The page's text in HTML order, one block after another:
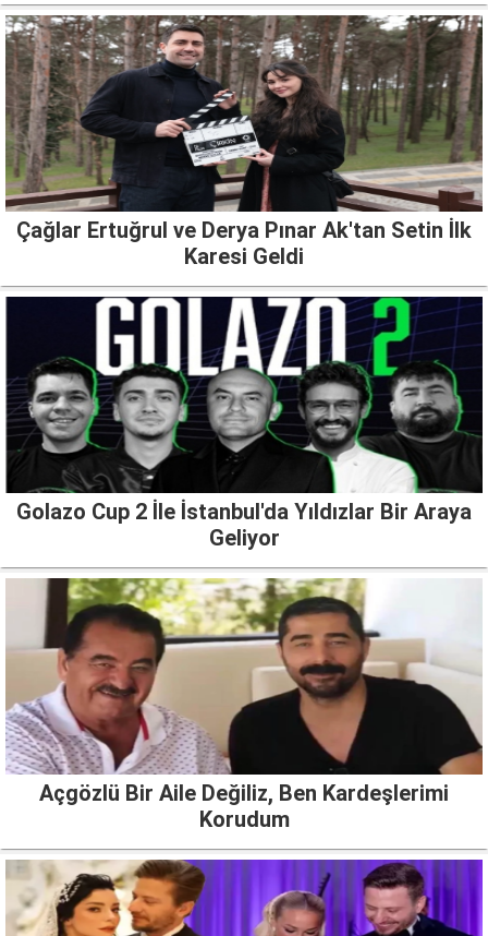
Çağlar Ertuğrul ve Derya Pınar Ak'tan Setin İlk
Karesi Geldi
Golazo Cup 2 İle İstanbul'da Yıldızlar Bir Araya
Geliyor
Açgözlü Bir Aile Değiliz, Ben Kardeşlerimi
Korudum